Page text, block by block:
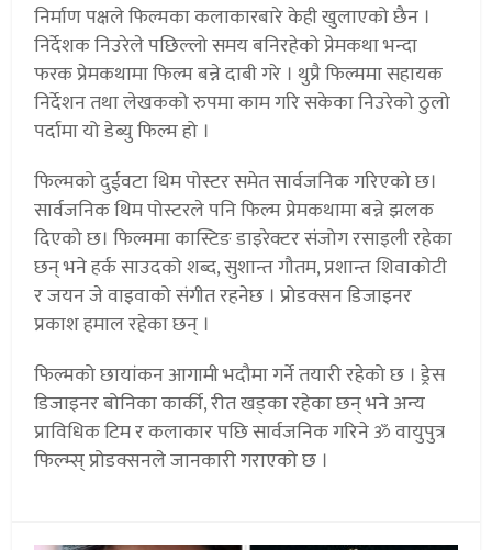
निर्माण पक्षले फिल्मका कलाकारबारे केही खुलाएको छैन ।
निर्देशक निउरेले पछिल्लो समय बनिरहेको प्रेमकथा भन्दा
फरक प्रेमकथामा फिल्म बन्ने दाबी गरे । थुप्रै फिल्ममा सहायक
निर्देशन तथा लेखकको रुपमा काम गरि सकेका निउरेको ठुलो
पर्दामा यो डेब्यु फिल्म हो ।
फिल्मको दुईवटा थिम पोस्टर समेत सार्वजनिक गरिएको छ।
सार्वजनिक थिम पोस्टरले पनि फिल्म प्रेमकथामा बन्ने झलक
दिएको छ। फिल्ममा कास्टिङ डाइरेक्टर संजोग रसाइली रहेका
छन् भने हर्क साउदको शब्द, सुशान्त गौतम, प्रशान्त शिवाकोटी
र जयन जे वाइवाको संगीत रहनेछ । प्रोडक्सन डिजाइनर
प्रकाश हमाल रहेका छन् ।
फिल्मको छायांकन आगामी भदौमा गर्ने तयारी रहेको छ । ड्रेस
डिजाइनर बोनिका कार्की, रीत खड्का रहेका छन् भने अन्य
प्राविधिक टिम र कलाकार पछि सार्वजनिक गरिने ॐ वायुपुत्र
फिल्म्स् प्रोडक्सनले जानकारी गराएको छ ।